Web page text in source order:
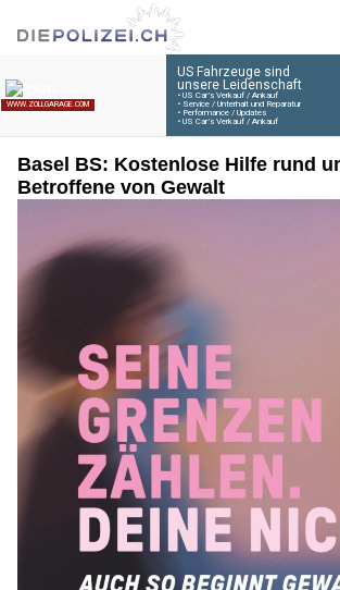
Basel BS: Kostenlose Hilfe rund
Betroffene von Gewalt